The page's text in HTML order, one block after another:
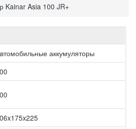
Kainar Asia 100 JR+
аккумуляторы